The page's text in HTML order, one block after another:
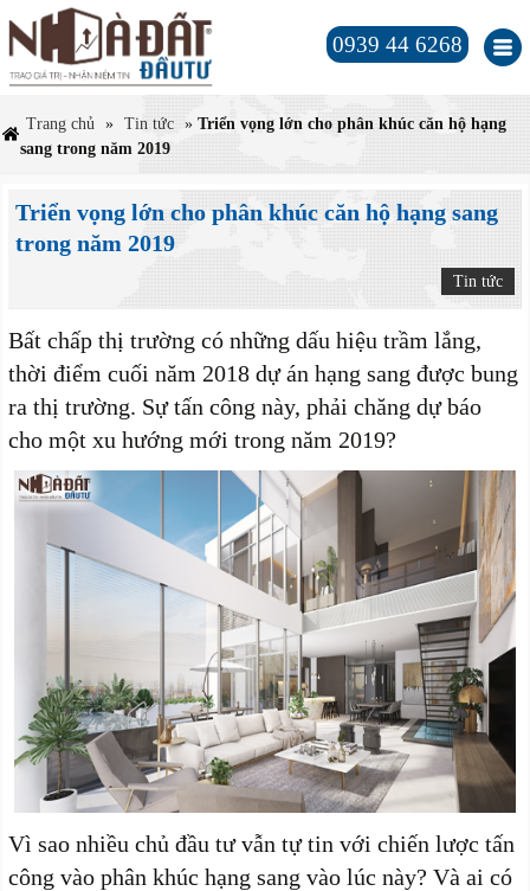
0939 44 6268
Trang chủ » Tin tức »Triển vọng lớn cho phân khúc căn hộ hạng
sang trong năm 2019
Triển vọng lớn cho phân khúc căn hộ hạng sang
trong năm 2019
Tin tức
Bất chấp thị trường có những dấu hiệu trầm lắng,
thời điểm cuối năm 2018 dự án hạng sang được bung
ra thị trường. Sự tấn công này, phải chăng dự báo
cho một xu hướng mới trong năm 2019?
Vì sao nhiều chủ đầu tư vẫn tự tin với chiến lược tấn
công vào phân khúc hạng sang vào lúc này? Và ai có